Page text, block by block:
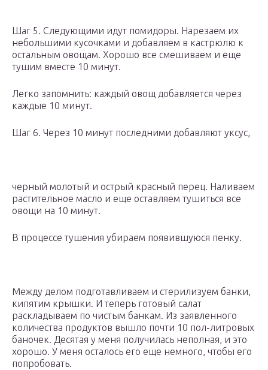
Шаг 5. Следующими идут помидоры. Нарезаем их
небольшими кусочками и добавляем в кастрюлю к
остальным овощам. Хорошо все смешиваем и еще
тушим вместе 10 минут.
Легко запомнить: каждый овощ добавляется через
каждые 10 минут.
Шаг 6. Через 10 минут последними добавляют уксус,
черный молотый и острый красный перец. Наливаем
растительное масло и еще оставляем тушиться все
овощи на 10 минут.
В процессе тушения убираем появившуюся пенку.
Между делом подготавливаем и стерилизуем банки,
кипятим крышки. И теперь готовый салат
раскладываем по чистым банкам. Из заявленного
количества продуктов вышло почти 10 пол-литровых
баночек. Десятая у меня получилась неполная, и это
хорошо. У меня осталось его еще немного, чтобы его
попробовать.